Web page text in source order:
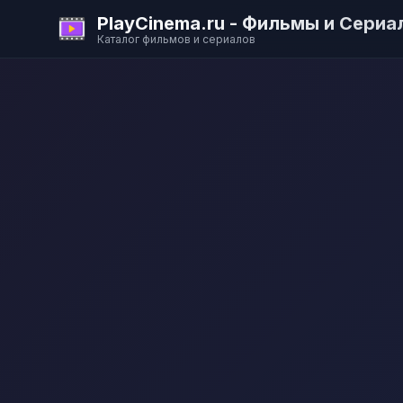
PlayCinema.ru - Фильмы и
Каталог фильмов и сериалов